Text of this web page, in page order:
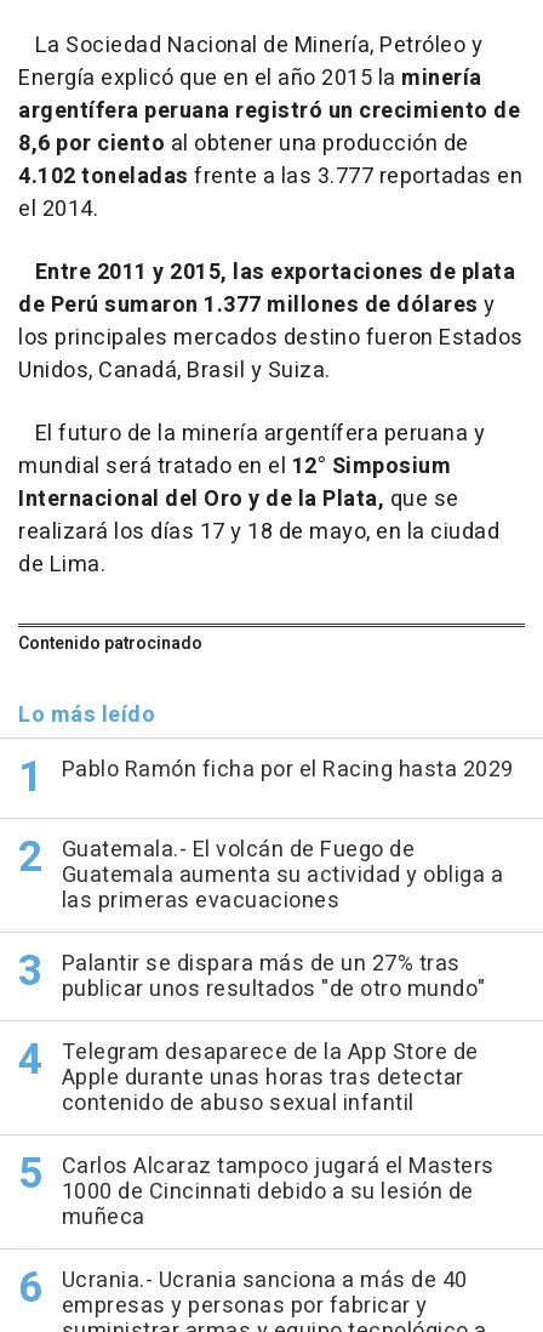
La Sociedad Nacional de Minería, Petróleo y
Energía explicó que en el año 2015 la minería
argentífera peruana registró un crecimiento de
8,6 por ciento al obtener una producción de
4.102 toneladas frente a las 3.777 reportadas en
el 2014.
Entre 2011 y 2015, las exportaciones de plata
de Perú sumaron 1.377 millones de dólares y
los principales mercados destino fueron Estados
Unidos, Canadá, Brasil y Suiza.
El futuro de la minería argentífera peruana y
mundial será tratado en el 12° Simposium
Internacional del Oro y de la Plata, que se
realizará los días 17 y 18 de mayo, en la ciudad
de Lima.
Contenido patrocinado
Lo más leído
Pablo Ramón ficha por el Racing hasta 2029
Guatemala.- El volcán de Fuego de
Guatemala aumenta su actividad y obliga a
las primeras evacuaciones
Palantir se dispara más de un 27% tras
publicar unos resultados "de otro mundo"
Telegram desaparece de la App Store de
Apple durante unas horas tras detectar
contenido de abuso sexual infantil
Carlos Alcaraz tampoco jugará el Masters
1000 de Cincinnati debido a su lesión de
muñeca
Ucrania.- Ucrania sanciona a más de 40
empresas y personas por fabricar y